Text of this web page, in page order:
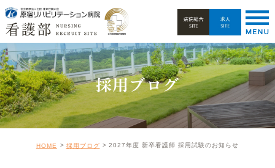
採用ブログ
HOME 採用ブログ 2027年度 新卒看護師 採用試験のお知らせ